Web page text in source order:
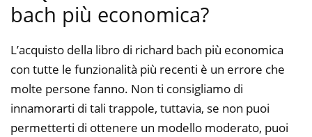
bach più economica?
L’acquisto della libro di richard bach più economica
con tutte le funzionalità più recenti è un errore che
molte persone fanno. Non ti consigliamo di
innamorarti di tali trappole, tuttavia, se non puoi
permetterti di ottenere un modello moderato, puoi